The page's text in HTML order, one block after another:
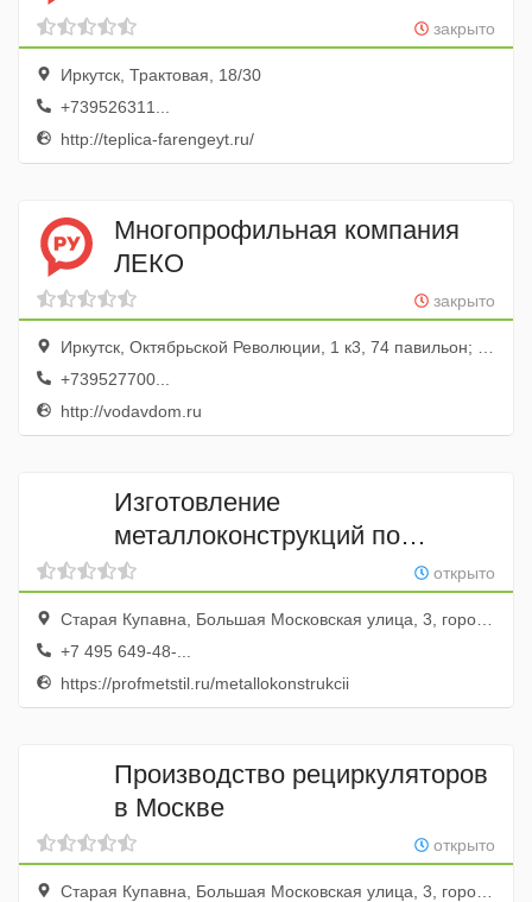
закрыто
Иркутск, Трактовая, 18/30
+739526311...
http://teplica-farengeyt.ru/
Многопрофильная компания
ЛЕКО
закрыто
Иркутск, Октябрьской Революции, 1 к3, 74 павильон; ТЦ Стройматериалы
+739527700...
http://vodavdom.ru
Изготовление
металлоконструкций по
чертежам
открыто
Старая Купавна, Большая Московская улица, 3, город Старая Купавна, Московская область, Россия
+7 495 649-48-...
https://profmetstil.ru/metallokonstrukcii
Производство рециркуляторов
в Москве
открыто
Старая Купавна, Большая Московская улица, 3, город Старая Купавна, Московская область, Россия